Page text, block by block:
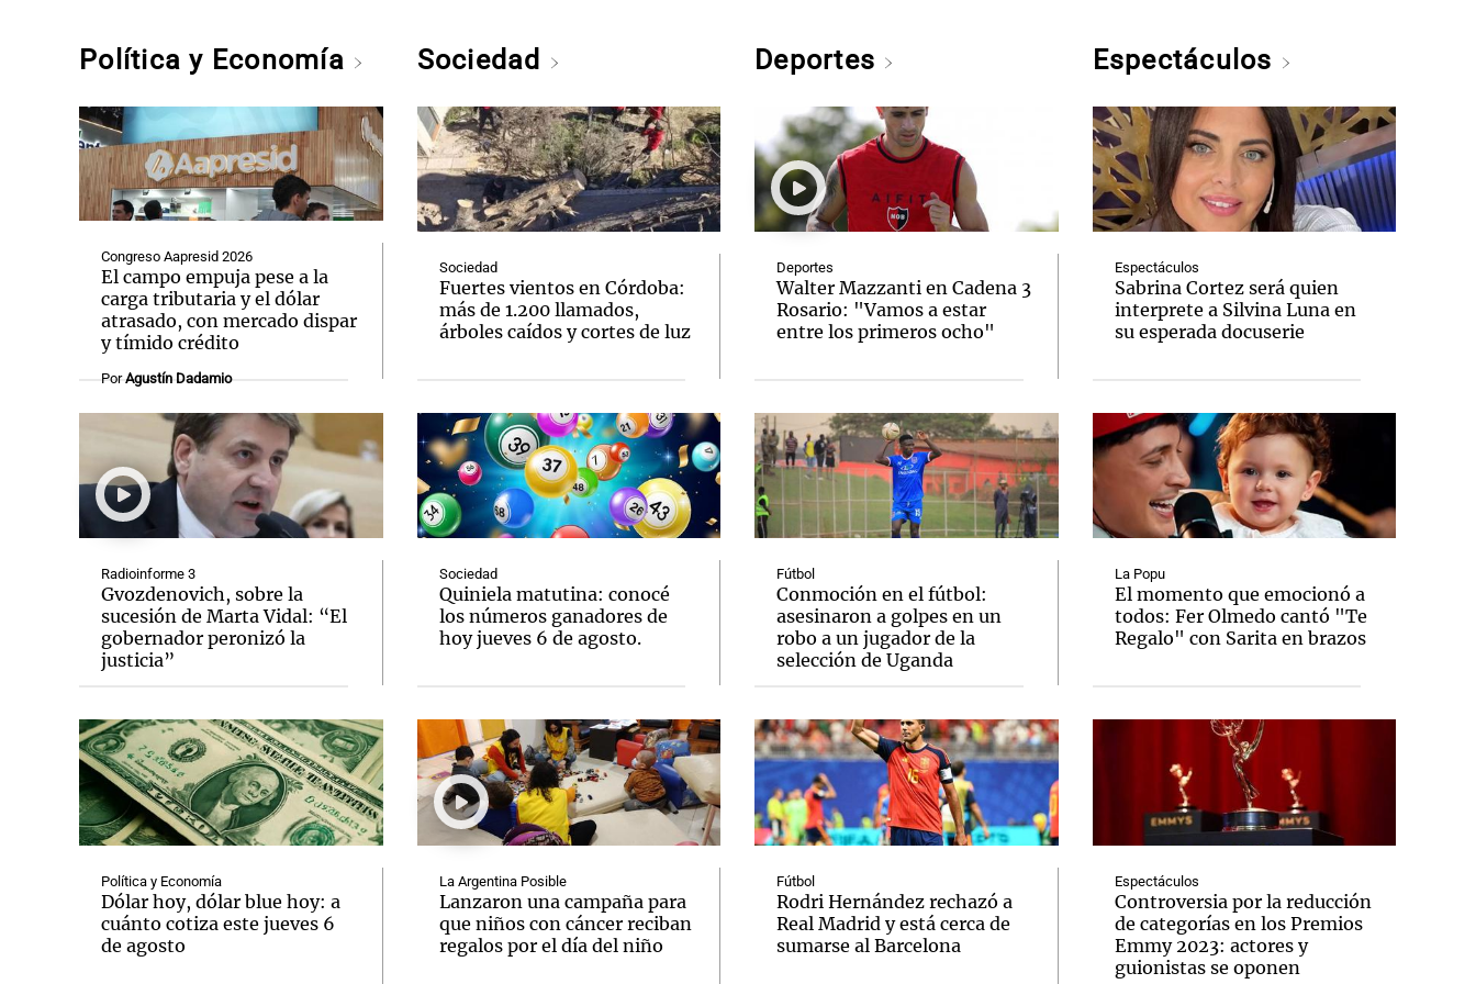
Política y Economía
Congreso Aapresid 2026
El campo empuja pese a la
carga tributaria y el dólar
atrasado, con mercado dispar
y tímido crédito
PorAgustín Dadamio
Radioinforme 3
Gvozdenovich, sobre la
sucesión de Marta Vidal: “El
gobernador peronizó la
justicia”
Política y Economía
Dólar hoy, dólar blue hoy: a
cuánto cotiza este jueves 6
de agosto
Sociedad
Sociedad
Fuertes vientos en Córdoba:
más de 1.200 llamados,
árboles caídos y cortes de luz
Sociedad
Quiniela matutina: conocé
los números ganadores de
hoy jueves 6 de agosto.
La Argentina Posible
Lanzaron una campaña para
que niños con cáncer reciban
regalos por el día del niño
Deportes
Deportes
Walter Mazzanti en Cadena 3
Rosario: "Vamos a estar
entre los primeros ocho"
Fútbol
Conmoción en el fútbol:
asesinaron a golpes en un
robo a un jugador de la
selección de Uganda
Fútbol
Rodri Hernández rechazó a
Real Madrid y está cerca de
sumarse al Barcelona
Espectáculos
Espectáculos
Sabrina Cortez será quien
interprete a Silvina Luna en
su esperada docuserie
La Popu
El momento que emocionó a
todos: Fer Olmedo cantó "Te
Regalo" con Sarita en brazos
Espectáculos
Controversia por la reducción
de categorías en los Premios
Emmy 2023: actores y
guionistas se oponen
Notas Notas
El huracán de Arequito
Notas
Cadena 3 en Groenlandia
Notas